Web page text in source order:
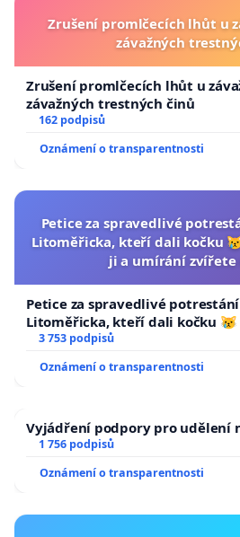
Zrušení promlčecích lhůt u
závažných
Zrušení promlčecích lhůt u
závažných trestných činů
162 podpisů
Oznámení o transparentnosti
Petice za spravedlivé
Litoměřicka, kteří dali kočku
ji a umírání
Petice za spravedlivé
Litoměřicka, kteří dali kočku 😿
a umírání zvířete natočili.
3 753 podpisů
Oznámení o transparentnosti
Vyjádření podpory pro udělení
1 756 podpisů
Oznámení o transparentnosti